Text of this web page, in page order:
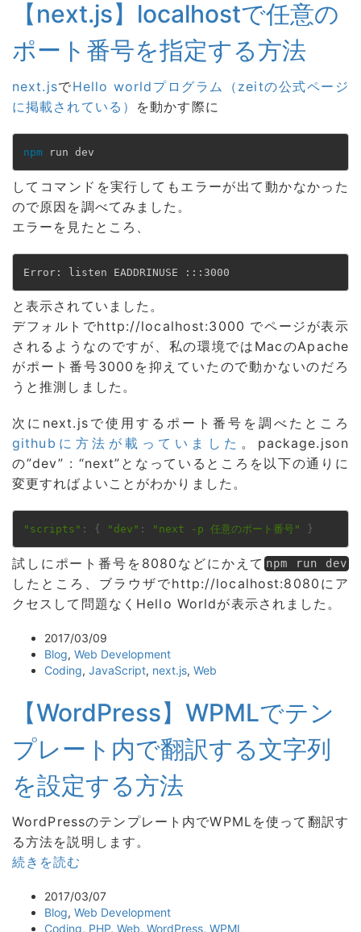
【next.js】localhostで任意の
ポート番号を指定する方法
next.jsでHello worldプログラム（zeitの公式ページ
に掲載されている） を動かす際に
npm run dev
してコマンドを実行してもエラーが出て動かなかった
ので原因を調べてみました。
エラーを見たところ、
Error: listen EADDRINUSE :::3000
と表示されていました。
デフォルトでhttp://localhost:3000 でページが表示
されるようなのですが、私の環境ではMacのApache
がポート番号3000を抑えていたので動かないのだろ
うと推測しました。
次にnext.jsで使用するポート番号を調べたところ
githubに方法が載っていました 。package.json
の”dev” : “next”となっているところを以下の通りに
変更すればよいことがわかりました。
"scripts" : { "dev" : "next -p 任意のポート番号" }
試しにポート番号を8080などにかえてnpm run dev
したところ、ブラウザでhttp://localhost:8080にア
クセスして問題なくHello Worldが表示されました。
2017/03/09
Blog, Web Development
Coding, JavaScript, next.js, Web
【WordPress】WPMLでテン
プレート内で翻訳する文字列
を設定する方法
WordPressのテンプレート内でWPMLを使って翻訳す
る方法を説明します。
続きを読む
2017/03/07
Blog, Web Development
Coding, PHP, Web, WordPress, WPML